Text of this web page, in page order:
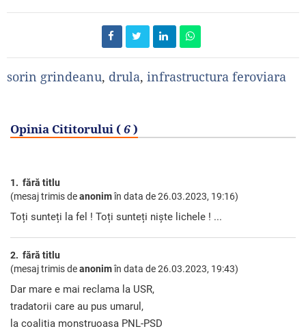
sorin grindeanu, drula, infrastructura feroviara
Opinia Cititorului (6)
1. fără titlu
(mesaj trimis deanonimîn data de26.03.2023, 19:16)
Toți sunteți la fel ! Toți sunteți niște lichele ! ...
2. fără titlu
(mesaj trimis deanonimîn data de26.03.2023, 19:43)
Dar mare e mai reclama la USR,
tradatorii care au pus umarul,
la coalitia monstruoasa PNL-PSD